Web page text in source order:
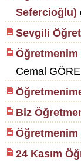
Sefercioğlu)
Sevgili
Öğretmenim
Cemal
Biz
Öğretmenim
24 Kasım